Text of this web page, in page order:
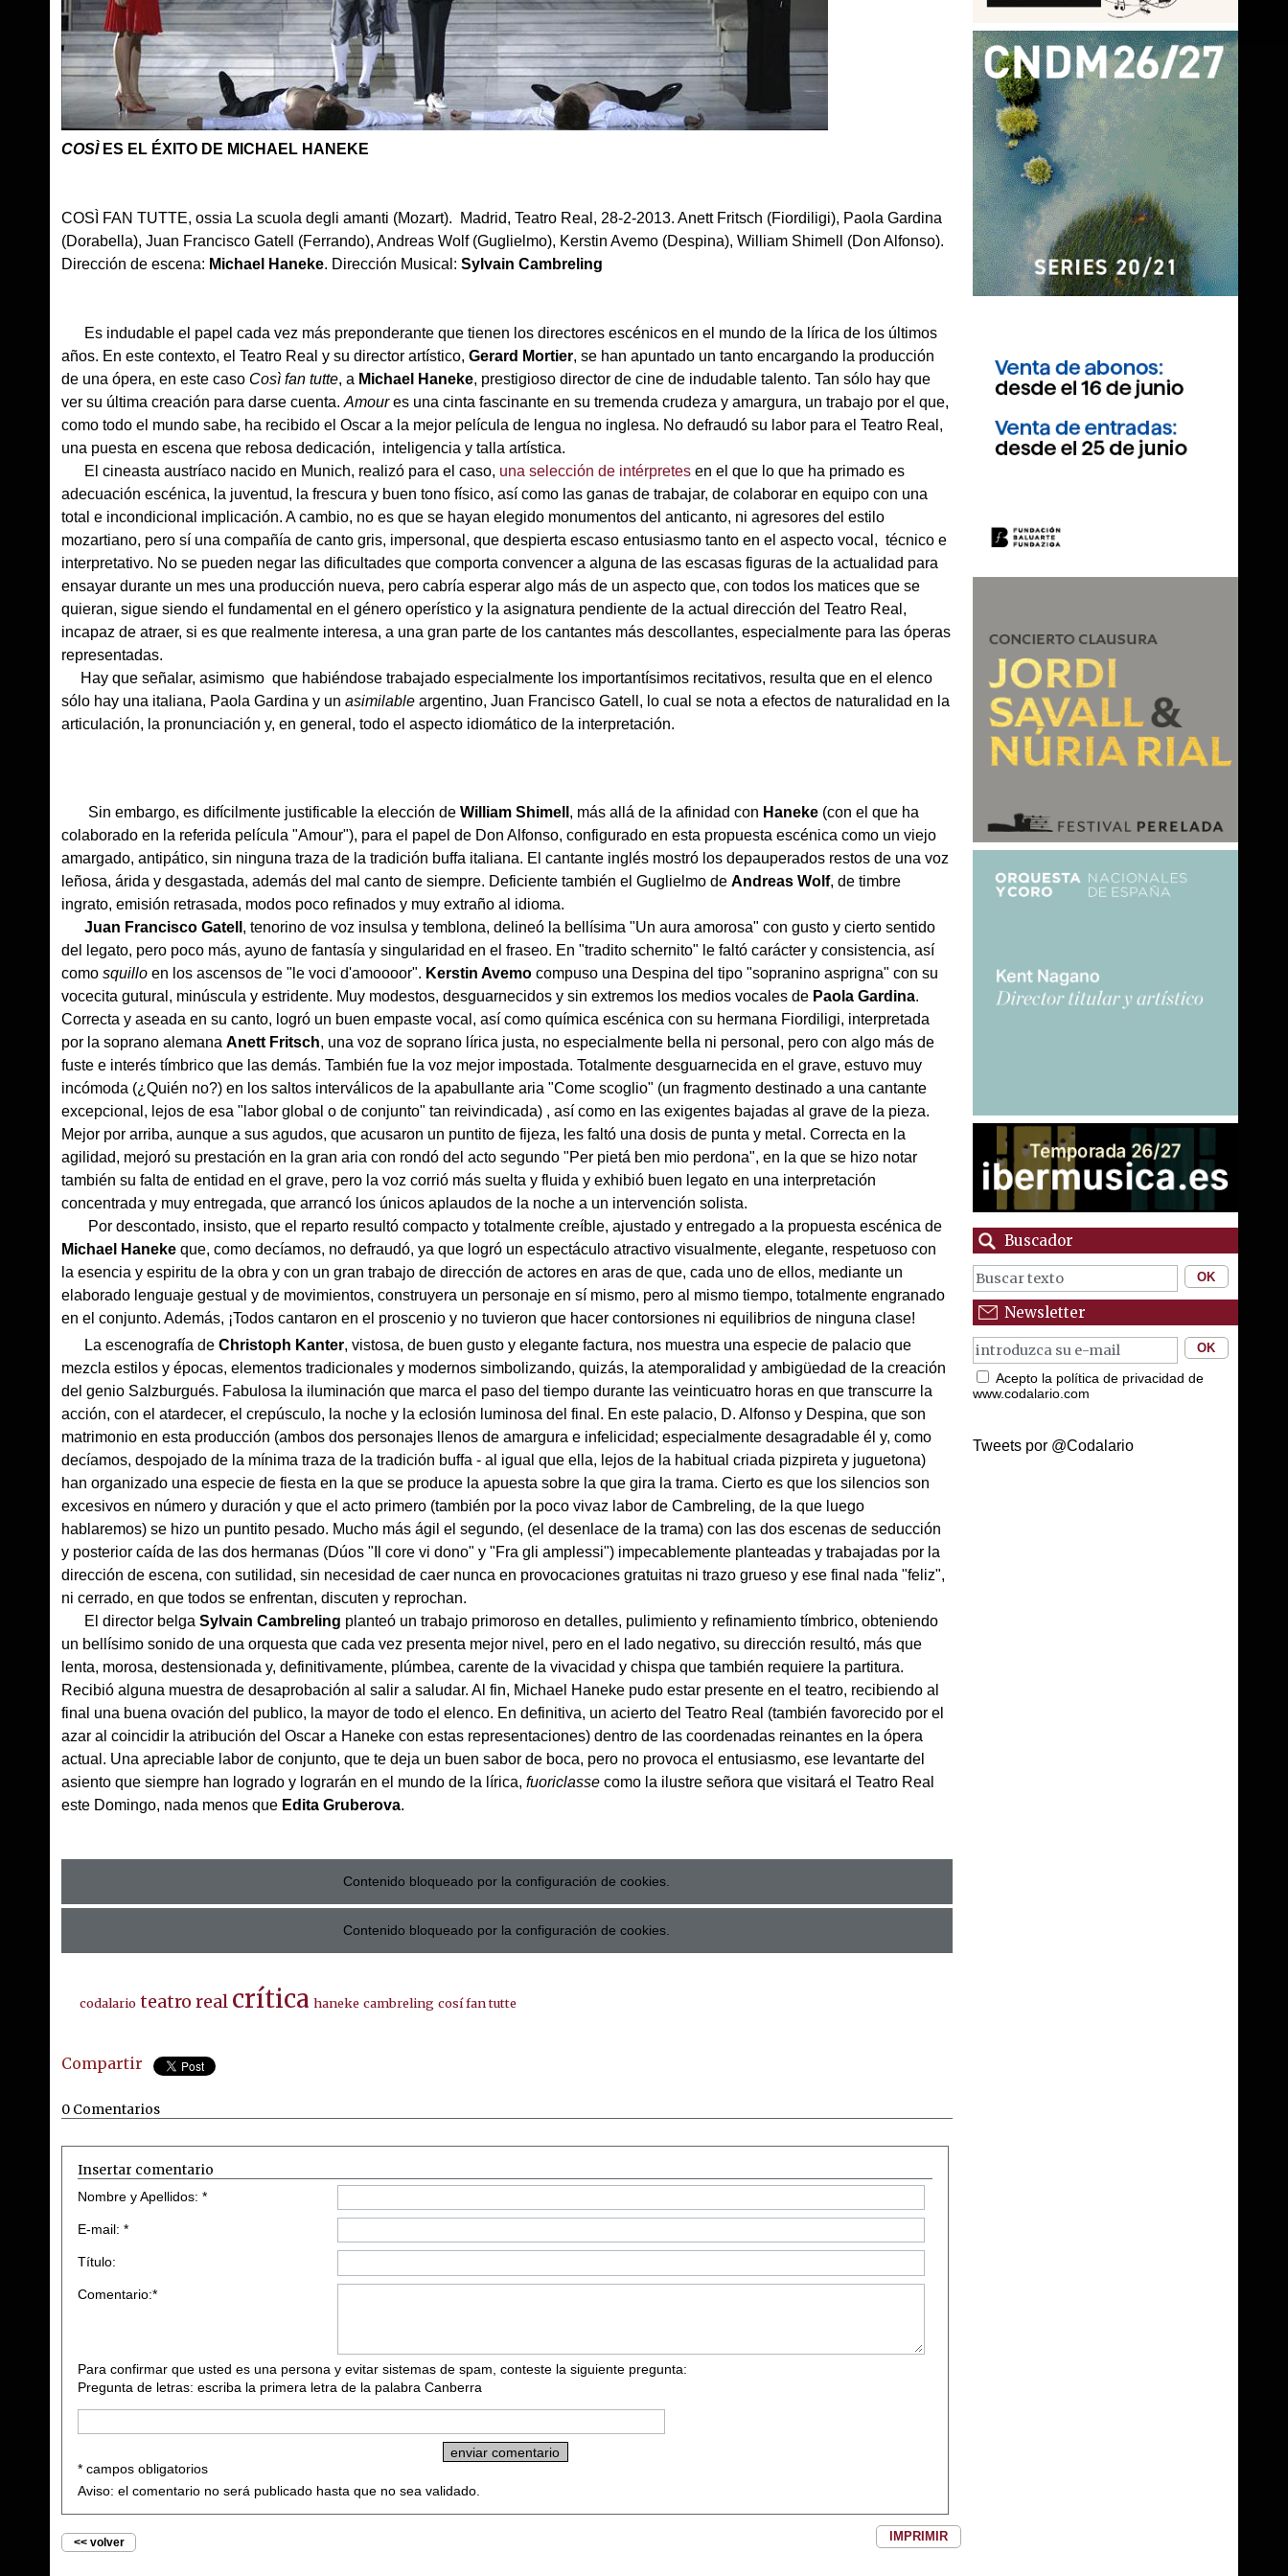
COSÌ ES EL ÉXITO DE MICHAEL HANEKE
COSÌ FAN TUTTE, ossia La scuola degli amanti (Mozart). Madrid, Teatro Real, 28-2-2013. Anett Fritsch (Fiordiligi), Paola Gardina
(Dorabella), Juan Francisco Gatell (Ferrando), Andreas Wolf (Guglielmo), Kerstin Avemo (Despina), William Shimell (Don Alfonso).
Dirección de escena: Michael Haneke. Dirección Musical:Sylvain Cambreling
Es indudable el papel cada vez más preponderante que tienen los directores escénicos en el mundo de la lírica de los últimos
años. En este contexto, el Teatro Real y su director artístico,Gerard Mortier, se han apuntado un tanto encargando la producción
de una ópera, en este caso Così fan tutte, a Michael Haneke, prestigioso director de cine de indudable talento. Tan sólo hay que
ver su última creación para darse cuenta.Amoures una cinta fascinante en su tremenda crudeza y amargura, un trabajo por el que,
como todo el mundo sabe, ha recibido el Oscar a la mejor película de lengua no inglesa. No defraudó su labor para el Teatro Real,
una puesta en escena que rebosa dedicación, inteligencia y talla artística.
El cineasta austríaco nacido en Munich, realizó para el caso, una selección de intérpretes en el que lo que ha primado es
adecuación escénica, la juventud, la frescura y buen tono físico, así como las ganas de trabajar, de colaborar en equipo con una
total e incondicional implicación. A cambio, no es que se hayan elegido monumentos del anticanto, ni agresores del estilo
mozartiano, pero sí una compañía de canto gris, impersonal, que despierta escaso entusiasmo tanto en el aspecto vocal, técnico e
interpretativo. No se pueden negar las dificultades que comporta convencer a alguna de las escasas figuras de la actualidad para
ensayar durante un mes una producción nueva, pero cabría esperar algo más de un aspecto que, con todos los matices que se
quieran, sigue siendo el fundamental en el género operístico y la asignatura pendiente de la actual dirección del Teatro Real,
incapaz de atraer, si es que realmente interesa, a una gran parte de los cantantes más descollantes, especialmente para las óperas
representadas.
Hay que señalar, asimismo que habiéndose trabajado especialmente los importantísimos recitativos, resulta que en el elenco
sólo hay una italiana, Paola Gardina y unasimilableargentino, Juan Francisco Gatell, lo cual se nota a efectos de naturalidad en la
articulación, la pronunciación y, en general, todo el aspecto idiomático de la interpretación.
Sin embargo, es difícilmente justificable la elección deWilliam Shimell , más allá de la afinidad con Haneke (con el que ha
colaborado en la referida película "Amour"), para el papel de Don Alfonso, configurado en esta propuesta escénica como un viejo
amargado, antipático, sin ninguna traza de la tradición buffa italiana. El cantante inglés mostró los depauperados restos de una voz
leñosa, árida y desgastada, además del mal canto de siempre. Deficiente también el Guglielmo deAndreas Wolf, de timbre
ingrato, emisión retrasada, modos poco refinados y muy extraño al idioma.
Juan Francisco Gatell , tenorino de voz insulsa y temblona, delineó la bellísima "Un aura amorosa" con gusto y cierto sentido
del legato, pero poco más, ayuno de fantasía y singularidad en el fraseo. En "tradito schernito" le faltó carácter y consistencia, así
comosquilloen los ascensos de "le voci d'amoooor". Kerstin Avemo compuso una Despina del tipo "sopranino asprigna" con su
vocecita gutural, minúscula y estridente. Muy modestos, desguarnecidos y sin extremos los medios vocales de Paola Gardina.
Correcta y aseada en su canto, logró un buen empaste vocal, así como química escénica con su hermana Fiordiligi, interpretada
por la soprano alemanaAnett Fritsch, una voz de soprano lírica justa, no especialmente bella ni personal, pero con algo más de
fuste e interés tímbrico que las demás. También fue la voz mejor impostada. Totalmente desguarnecida en el grave, estuvo muy
incómoda (¿Quién no?) en los saltos interválicos de la apabullante aria "Come scoglio" (un fragmento destinado a una cantante
excepcional, lejos de esa "labor global o de conjunto" tan reivindicada) , así como en las exigentes bajadas al grave de la pieza.
Mejor por arriba, aunque a sus agudos, que acusaron un puntito de fijeza, les faltó una dosis de punta y metal. Correcta en la
agilidad, mejoró su prestación en la gran aria con rondó del acto segundo "Per pietá ben mio perdona", en la que se hizo notar
también su falta de entidad en el grave, pero la voz corrió más suelta y fluida y exhibió buen legato en una interpretación
concentrada y muy entregada, que arrancó los únicos aplaudos de la noche a un intervención solista.
Por descontado, insisto, que el reparto resultó compacto y totalmente creíble, ajustado y entregado a la propuesta escénica de
Michael Haneke que, como decíamos, no defraudó, ya que logró un espectáculo atractivo visualmente, elegante, respetuoso con
la esencia y espiritu de la obra y con un gran trabajo de dirección de actores en aras de que, cada uno de ellos, mediante un
elaborado lenguaje gestual y de movimientos, construyera un personaje en sí mismo, pero al mismo tiempo, totalmente engranado
en el conjunto. Además, ¡Todos cantaron en el proscenio y no tuvieron que hacer contorsiones ni equilibrios de ninguna clase!
La escenografía deChristoph Kanter, vistosa, de buen gusto y elegante factura, nos muestra una especie de palacio que
mezcla estilos y épocas, elementos tradicionales y modernos simbolizando, quizás, la atemporalidad y ambigüedad de la creación
del genio Salzburgués. Fabulosa la iluminación que marca el paso del tiempo durante las veinticuatro horas en que transcurre la
acción, con el atardecer, el crepúsculo, la noche y la eclosión luminosa del final. En este palacio, D. Alfonso y Despina, que son
matrimonio en esta producción (ambos dos personajes llenos de amargura e infelicidad; especialmente desagradable él y, como
decíamos, despojado de la mínima traza de la tradición buffa - al igual que ella, lejos de la habitual criada pizpireta y juguetona)
han organizado una especie de fiesta en la que se produce la apuesta sobre la que gira la trama. Cierto es que los silencios son
excesivos en número y duración y que el acto primero (también por la poco vivaz labor de Cambreling, de la que luego
hablaremos) se hizo un puntito pesado. Mucho más ágil el segundo, (el desenlace de la trama) con las dos escenas de seducción
y posterior caída de las dos hermanas (Dúos "Il core vi dono" y "Fra gli amplessi") impecablemente planteadas y trabajadas por la
dirección de escena, con sutilidad, sin necesidad de caer nunca en provocaciones gratuitas ni trazo grueso y ese final nada "feliz",
ni cerrado, en que todos se enfrentan, discuten y reprochan.
El director belgaSylvain Cambreling planteó un trabajo primoroso en detalles, pulimiento y refinamiento tímbrico, obteniendo
un bellísimo sonido de una orquesta que cada vez presenta mejor nivel, pero en el lado negativo, su dirección resultó, más que
lenta, morosa, destensionada y, definitivamente, plúmbea, carente de la vivacidad y chispa que también requiere la partitura.
Recibió alguna muestra de desaprobación al salir a saludar. Al fin, Michael Haneke pudo estar presente en el teatro, recibiendo al
final una buena ovación del publico, la mayor de todo el elenco. En definitiva, un acierto del Teatro Real (también favorecido por el
azar al coincidir la atribución del Oscar a Haneke con estas representaciones) dentro de las coordenadas reinantes en la ópera
actual. Una apreciable labor de conjunto, que te deja un buen sabor de boca, pero no provoca el entusiasmo, ese levantarte del
asiento que siempre han logrado y lograrán en el mundo de la lírica,fuoriclasse como la ilustre señora que visitará el Teatro Real
este Domingo, nada menos que Edita Gruberova.
Contenido bloqueado por la configuración de cookies.
Contenido bloqueado por la configuración de cookies.
codalario teatro real crítica haneke cambreling cosí fan tutte
Compartir
0 Comentarios
Insertar comentario
Nombre y Apellidos: *
E-mail: *
Título:
Comentario:*
Para confirmar que usted es una persona y evitar sistemas de spam, conteste la siguiente pregunta:
Pregunta de letras: escriba la primera letra de la palabra Canberra
* campos obligatorios
Aviso: el comentario no será publicado hasta que no sea validado.
<< volver IMPRIMIR
Buscador
Newsletter
Acepto la política de privacidad de
www.codalario.com
Tweets por @Codalario